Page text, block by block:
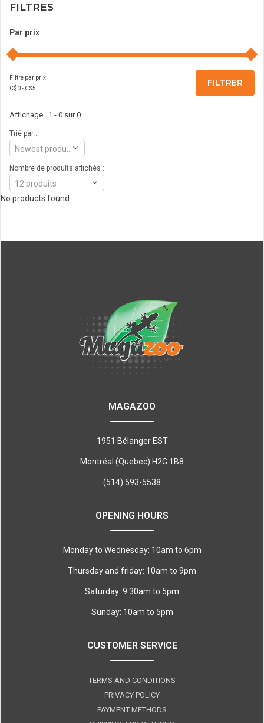
FILTRES
Par prix
Filtre par prix
C$0- C$5
FILTRER
Affichage 1 - 0 sur 0
Trié par :
Nombre de produits affichés :
12 produits
No products found...
MAGAZOO
1951 Bélanger EST
Montréal (Quebec) H2G 1B8
(514) 593-5538
OPENING HOURS
Monday to Wednesday: 10am to 6pm
Thursday and friday: 10am to 9pm
Saturday: 9:30am to 5pm
Sunday: 10am to 5pm
CUSTOMER SERVICE
TERMS AND CONDITIONS
PRIVACY POLICY
PAYMENT METHODS